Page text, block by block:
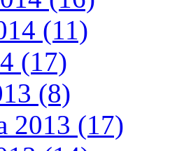
(11)
(17)
(8)
2013 (17)